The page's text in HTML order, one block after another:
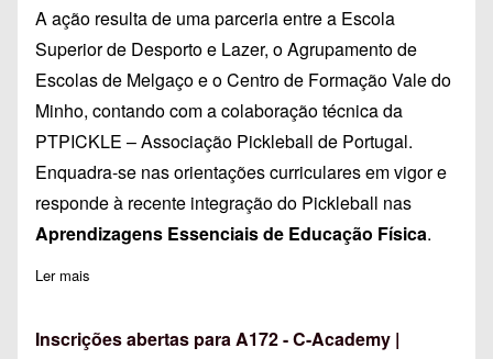
A ação resulta de uma parceria entre a Escola
Superior de Desporto e Lazer, o Agrupamento de
Escolas de Melgaço e o Centro de Formação Vale do
Minho, contando com a colaboração técnica da
PTPICKLE – Associação Pickleball de Portugal.
Enquadra-se nas orientações curriculares em vigor e
responde à recente integração do Pickleball nas
Aprendizagens Essenciais de Educação Física.
Ler mais
Inscrições abertas para A172 - C-Academy |